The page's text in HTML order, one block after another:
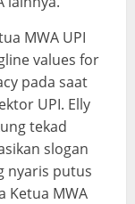
MWA UPI
values for
pada saat
UPI. Elly
tekad
slogan
nyaris putus
Ketua MWA